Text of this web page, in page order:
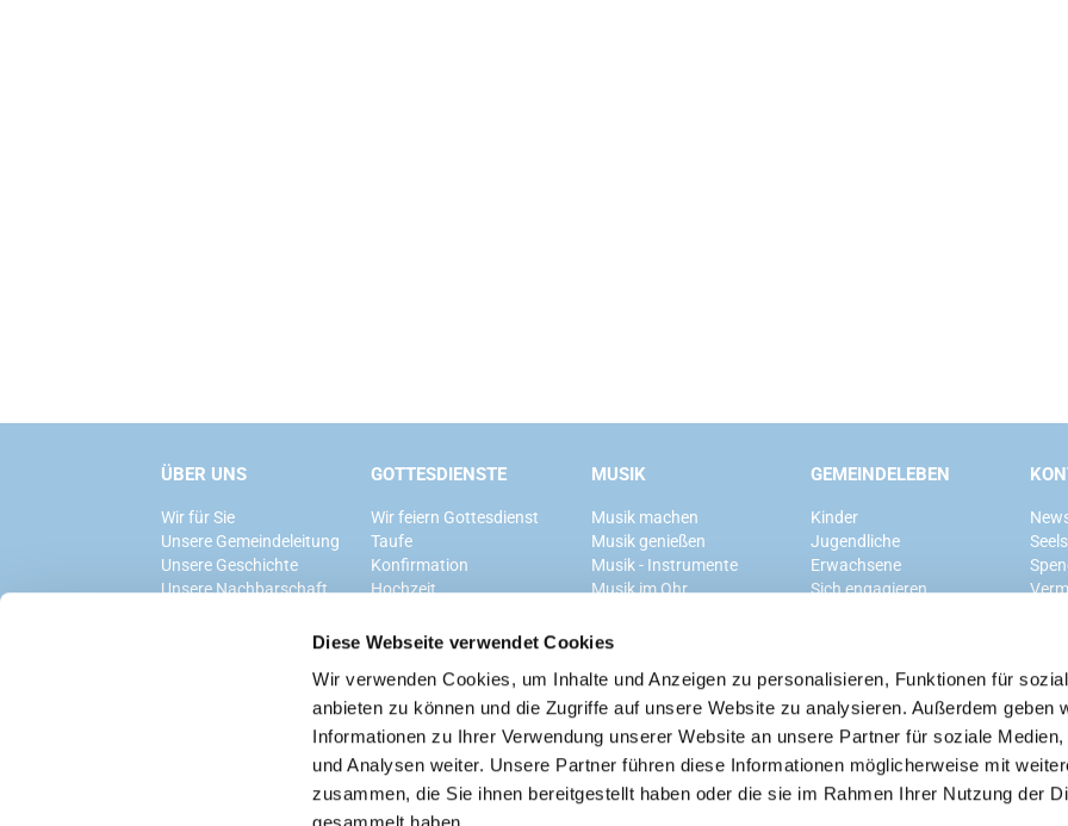
Diese Webseite verwendet Cookies
Wir verwenden Cookies, um Inhalte und Anzeigen zu personalisieren, Funktionen für
anbieten zu können und die Zugriffe auf unsere Website zu analysieren. Außerdem geben
Informationen zu Ihrer Verwendung unserer Website an unsere Partner für soziale Medien,
und Analysen weiter. Unsere Partner führen diese Informationen möglicherweise mit
zusammen, die Sie ihnen bereitgestellt haben oder die sie im Rahmen Ihrer Nutzung der
ÜBER UNS
Wir für Sie
Unsere Gemeindeleitung
Unsere Geschichte
Unsere Nachbarschaft
GOTTESDIENSTE
Wir feiern Gottesdienst
Taufe
Konfirmation
Hochzeit
MUSIK
Musik machen
Musik genießen
Musik - Instrumente
Musik im Ohr
GEMEINDELEBEN
Kinder
Jugendliche
Erwachsene
Sich engagieren
Ev. Kirchengemeinde Grunewald